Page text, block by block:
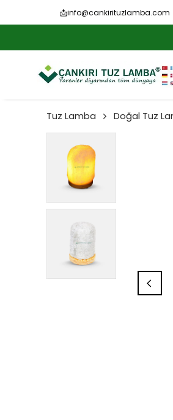
📩info@cankirituzlamba.com
Tuz Lamba Doğal Tuz